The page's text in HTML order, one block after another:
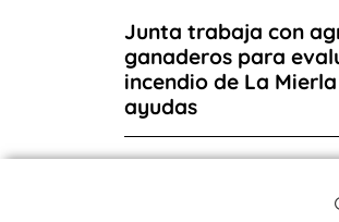
Junta trabaja con
ganaderos para
incendio de La
ayudas